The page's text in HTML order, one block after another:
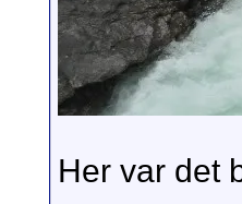
Her var det